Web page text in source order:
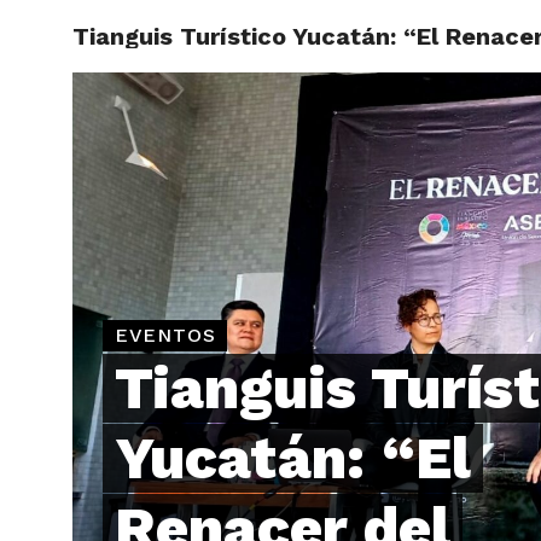
Tianguis Turístico Yucatán: “El
EVENTOS
Tianguis
Yucatán: “El